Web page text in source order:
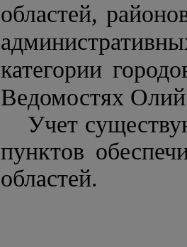
областей,
категории
Ведомостях
Учет
пунктов
областей.